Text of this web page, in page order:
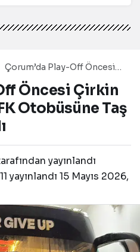
Çorum’da Play-Off Öncesi
Otobüsüne Taş ve Yumurta
YağdıÖncesi Çirkin
Otobüsüne Taş
yayınlandı
yayınlandı 15 Mayıs 2026,